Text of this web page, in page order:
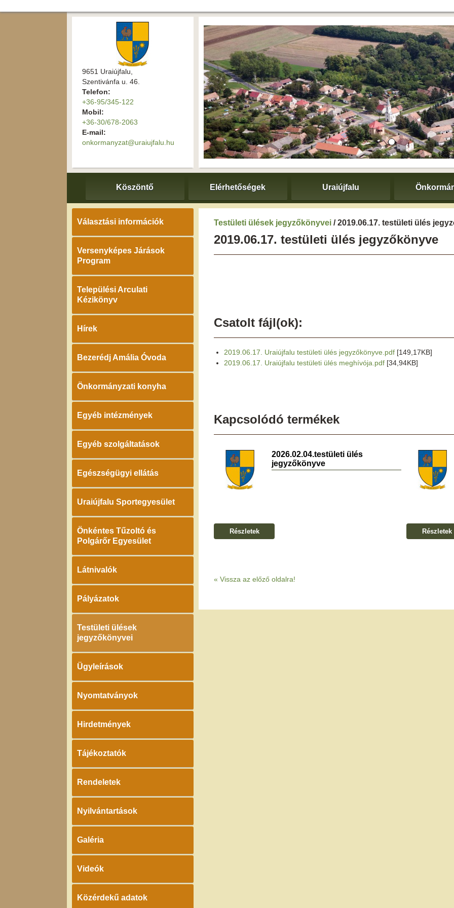
9651 Uraiújfalu,
Szentivánfa u. 46.
Telefon:
+36-95/345-122
Mobil:
+36-30/678-2063
E-mail:
onkormanyzat@uraiujfalu.hu
Köszöntő Elérhetőségek Uraiújfalu
Választási információk
Versenyképes Járások
Program
Települési Arculati
Kézikönyv
Hírek
Bezerédj Amália Óvoda
Önkormányzati konyha
Egyéb intézmények
Egyéb szolgáltatások
Egészségügyi ellátás
Uraiújfalu Sportegyesület
Önkéntes Tűzoltó és
Polgárőr Egyesület
Látnivalók
Pályázatok
Testületi ülések
jegyzőkönyvei
Ügyleírások
Nyomtatványok
Hirdetmények
Tájékoztatók
Rendeletek
Nyilvántartások
Galéria
Videók
Közérdekű adatok
Testületi ülések jegyzőkönyvei / 2019.06.17. testületi ülés
2019.06.17. testületi ülés jegyzőkönyve
Csatolt fájl(ok):
2019.06.17. Uraiújfalu testületi ülés jegyzőkönyve.pdf [149,17KB]
2019.06.17. Uraiújfalu testületi ülés meghívója.pdf [34,94KB]
Kapcsolódó termékek
2026.02.04.testületi ülés
jegyzőkönyve
Részletek Részletek
« Vissza az előző oldalra!